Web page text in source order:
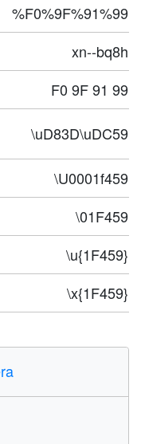
%F0%9F%91%99
xn--bq8h
F0 9F 91 99
\uD83D\uDC59
\U0001f459
\01F459
\u{1F459}
\x{1F459}